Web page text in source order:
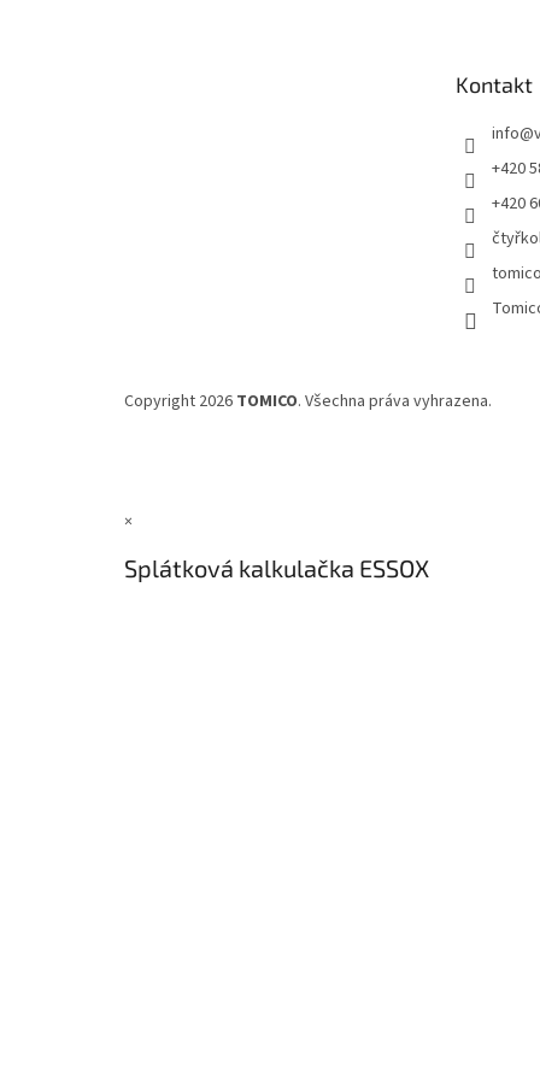
Kontakt
info@
+420
+420
Copyright 2026 TOMICO. Všechna práva vyhrazena.
×
Splátková kalkulačka ESSOX